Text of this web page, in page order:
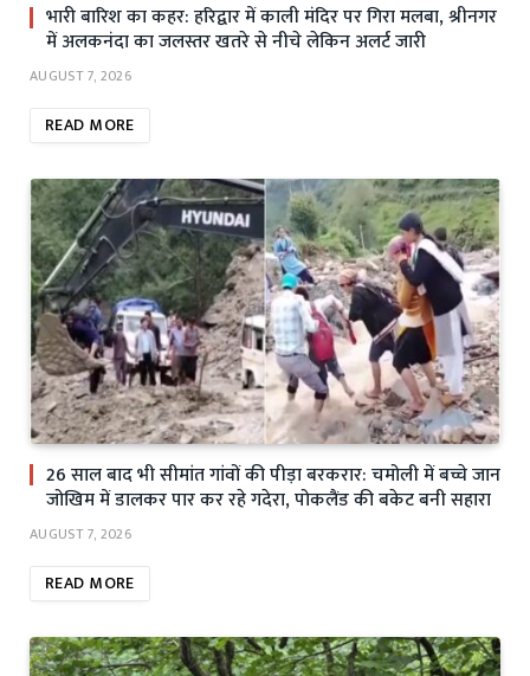
भारी बारिश का कहर: हरिद्वार में काली मंदिर पर गिरा मलबा, श्रीनगर
में अलकनंदा का जलस्तर खतरे से नीचे लेकिन अलर्ट जारी
AUGUST 7, 2026
READ MORE
26 साल बाद भी सीमांत गांवों की पीड़ा बरकरार: चमोली में बच्चे जान
जोखिम में डालकर पार कर रहे गदेरा, पोकलैंड की बकेट बनी सहारा
AUGUST 7, 2026
READ MORE